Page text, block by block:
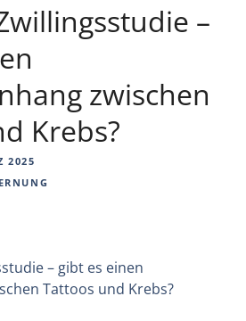
–
zwischen
Krebs?
2025